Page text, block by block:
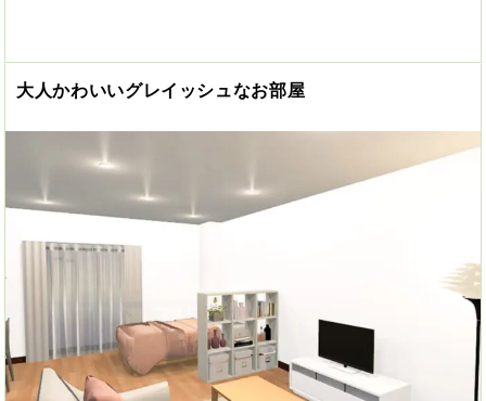
大人かわいいグレイッシュなお部屋